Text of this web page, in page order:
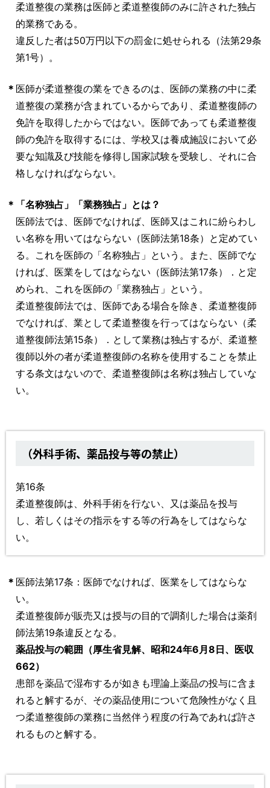
柔道整復の業務は医師と柔道整復師のみに許された独占
的業務である。
違反した者は50万円以下の罰金に処せられる（法第29条
第1号）。
＊ 医師が柔道整復の業をできるのは、医師の業務の中に柔
道整復の業務が含まれているからであり、柔道整復師の
免許を取得したからではない。医師であっても柔道整復
師の免許を取得するには、学校又は養成施設において必
要な知識及び技能を修得し国家試験を受験し、それに合
格しなければならない。
＊
「名称独占」「業務独占」とは？
医師法では、医師でなければ、医師又はこれに紛らわし
い名称を用いてはならない（医師法第18条）と定めてい
る。これを医師の「名称独占」という。また、医師でな
ければ、医業をしてはならない（医師法第17条）．と定
められ、これを医師の「業務独占」という。
柔道整復師法では、医師である場合を除き、柔道整復師
でなければ、業として柔道整復を行ってはならない（柔
道整復師法第15条）．として業務は独占するが、柔道整
復師以外の者が柔道整復師の名称を使用することを禁止
する条文はないので、柔道整復師は名称は独占していな
い。
（外科手術、薬品投与等の禁止）
第16条
柔道整復師は、外科手術を行ない、又は薬品を投与
し、若しくはその指示をする等の行為をしてはならな
い。
＊ 医師法第17条：医師でなければ、医業をしてはならな
い。
柔道整復師が販売又は授与の目的で調剤した場合は薬剤
師法第19条違反となる。
薬品投与の範囲（厚生省見解、昭和24年6月8日、医収
662）
患部を薬品で湿布するが如きも理論上薬品の投与に含ま
れると解するが、その薬品使用について危険性がなく且
つ柔道整復師の業務に当然伴う程度の行為であれば許さ
れるものと解する。